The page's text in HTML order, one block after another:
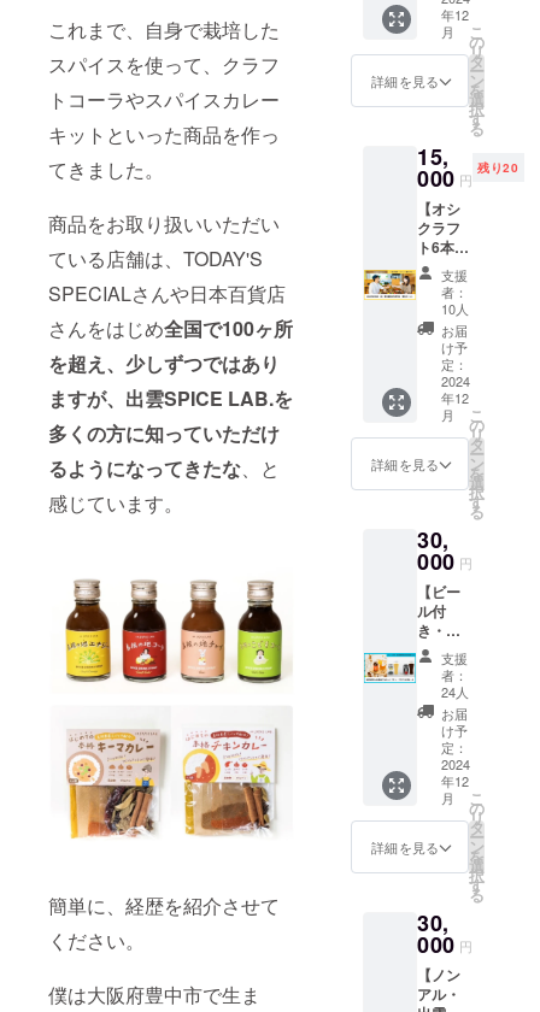
これまで、自身で栽培した
スパイスを使って、クラフ
トコーラやスパイスカレー
キットといった商品を作っ
てきました。
商品をお取り扱いいただい
ている店舗は、TODAY'S
SPECIALさんや日本百貨店
さんをはじめ全国で100ヶ所
を超え、少しずつではあり
ますが、出雲SPICE LAB.を
多くの方に知っていただけ
るようになってきたな、と
感じています。
簡単に、経歴を紹介させて
ください。
僕は大阪府豊中市で生ま
画像は
イメー
ジで
ご住所
やメー
レスの
入力間
違いに
ご注意
くださ
い。 ・
12月よ
り発送
予定で
すが、
一度に
製造で
きる量
に限り
がある
ため、
製造完
了した
ものか
の発送
となり
ます。
・支援
者の数
が多い
場合、
お届け
が12月
以降に
なるこ
ともあ
ります
ので予
めご了
承くだ
さい。
様から
お送り
しま
20歳未
満の者
法令で
禁止さ
れてい
ます。
20歳未
満の方
はこの
リター
ンを選
択でき
ませ
ん。 ・
現在の
画像は
す。 ・
ご住所
レスの
入力間
違いに
ご注意
くださ
い。 ・
12月初
旬より
発送予
定です
が、一
度に製
造でき
る量に
限りが
め、製
造完了
のから
順次の
発送と
なりま
す。 ・
（350m
l）：2
本 ※原
材料及
示はお
届け商
品のラ
ベルに
表記さ
れま
す。 商
品開封
前には
必ずお
届けの
リター
ンに貼
付され
たラベ
意書き
をご確
②下記
イベン
トにご
招待し
ます 開
催日
時：
11/30(
土)
14~18
時頃開
催予定
開催場
所：出
の他：
出入り
トとな
ります
ので、
ご都合
の良い
たおつ
まみ付
き） ＜
リター
品を配
送いた
・プリ
ンセス
ホワイ
ト
（350m
l）：4
本 ・
コーラ
ブラッ
（350m
l）：2
本 ※原
材料及
示はお
届け商
品のラ
ベルに
表記さ
れま
す。 商
品開封
前には
必ずお
届けの
リター
ンに貼
付され
たラベ
意書き
をご確
②下記
イベン
トにご
招待し
ます 開
券】 ①
缶ビー
ル
（350m
l）×6本
宅に配
送しま
す） ②
イベン
ト参加
券（生
ビール
＋島根
の食
材・ス
パイス
を使っ
たおつ
まみ付
き） ＜
リター
ン詳細
送いた
します
ンセス
ホワイ
ト
（350m
l）：4
本 ・
コーラ
ブラッ
（350m
l）：2
材料及
び添加
届け商
品のラ
ベルに
表記さ
れま
年12
月
詳細を見る
こ
の
リ
タ
ー
ン
を
選
択
す
る
15,
000 円
残り20
【オシ
クラフ
ト6本飲
み比べ
セット
＆”12/8
(日)開
催”東京
イベン
ト参加
券】 ①
缶ビー
ル
（350m
l）×6本
宅に配
送しま
す） ②
イベン
ト参加
券（生
ビール
＋島根
の食
材・ス
パイス
を使っ
たおつ
まみ付
き） ＜
リター
ン詳細
送いた
します
ンセス
ホワイ
支援
者：
10人
お届
け予
定：
2024
年12
月
詳細を見る
こ
の
リ
タ
ー
ン
を
選
択
す
る
30,
000 円
【ビー
ル付
き・出
雲
SPICE
LAB.堪
能プラ
ン】 ＜
リター
ン詳細
＞ ①缶
ビール
（350m
l）×6本
セット
ホワイ
ト
（350m
l）：4
本 ・
支援
者：
24人
お届
け予
定：
2024
年12
月
詳細を見る
こ
の
リ
タ
ー
ン
を
選
択
す
る
30,
000 円
【ノン
アル・